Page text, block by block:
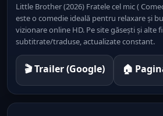
Little Brother (2026) Fratele cel mic (
este o comedie ideală pentru relaxare și
vizionare online HD. Pe site găsești și alte
subtitrate/traduse, actualizate constant.
🎬 Trailer (Google) 🏠